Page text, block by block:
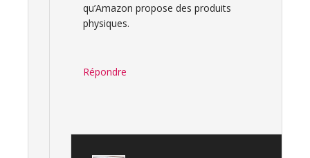
qu’Amazon propose des produits
physiques.
Répondre